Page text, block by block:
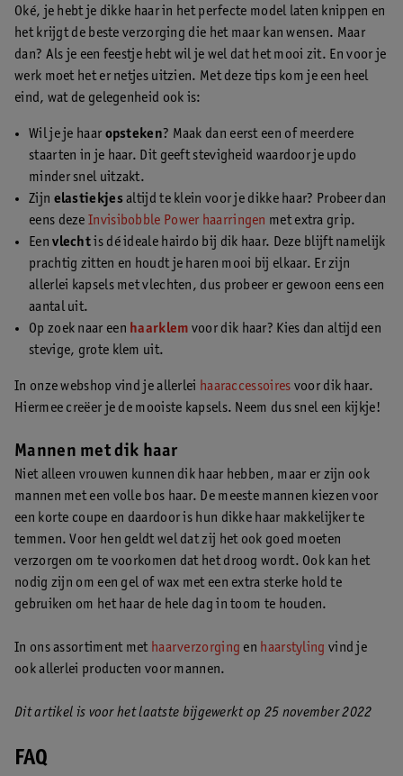
Oké, je hebt je dikke haar in het perfecte model laten knippen en
het krijgt de beste verzorging die het maar kan wensen. Maar
dan? Als je een feestje hebt wil je wel dat het mooi zit. En voor je
werk moet het er netjes uitzien. Met deze tips kom je een heel
eind, wat de gelegenheid ook is:
Wil je je haar opsteken? Maak dan eerst een of meerdere
staarten in je haar. Dit geeft stevigheid waardoor je updo
minder snel uitzakt.
Zijn elastiekjesaltijd te klein voor je dikke haar? Probeer dan
eens deze Invisibobble Power haarringen met extra grip.
Eenvlechtis dé ideale hairdo bij dik haar. Deze blijft namelijk
prachtig zitten en houdt je haren mooi bij elkaar. Er zijn
allerlei kapsels met vlechten, dus probeer er gewoon eens een
aantal uit.
Op zoek naar een haarklem voor dik haar? Kies dan altijd een
stevige, grote klem uit.
In onze webshop vind je allerlei haaraccessoires voor dik haar.
Hiermee creëer je de mooiste kapsels. Neem dus snel een kijkje!
Mannen met dik haar
Niet alleen vrouwen kunnen dik haar hebben, maar er zijn ook
mannen met een volle bos haar. De meeste mannen kiezen voor
een korte coupe en daardoor is hun dikke haar makkelijker te
temmen. Voor hen geldt wel dat zij het ook goed moeten
verzorgen om te voorkomen dat het droog wordt. Ook kan het
nodig zijn om een gel of wax met een extra sterke hold te
gebruiken om het haar de hele dag in toom te houden.
In ons assortiment met haarverzorging en haarstyling vind je
ook allerlei producten voor mannen.
Dit artikel is voor het laatste bijgewerkt op 25 november 2022
FAQ